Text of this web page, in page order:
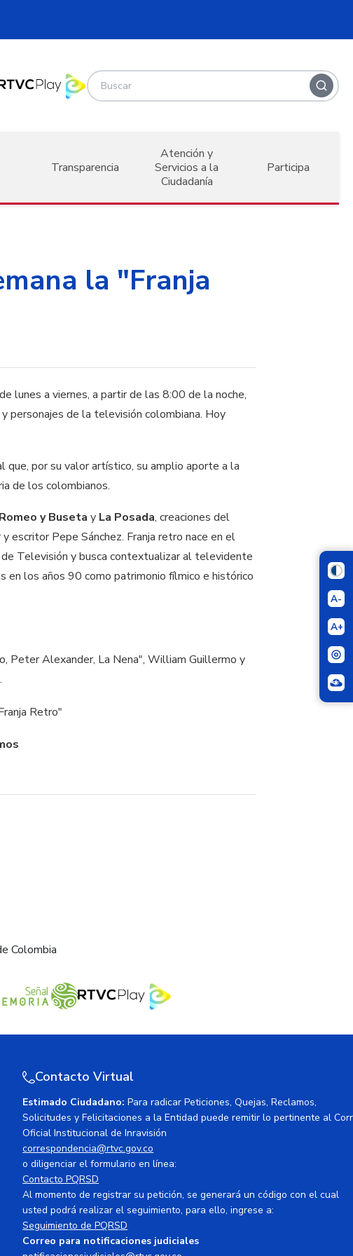
Transparencia
Atención y
Servicios a la
Ciudadanía
Participa
A-
A+
la "Franja
lunes a viernes, a partir de las 8:00 de la noche,
personajes de la televisión colombiana. Hoy
que, por su valor artístico, su amplio aporte a la
de los colombianos.
Romeo y Buseta y La Posada, creaciones del
escritor Pepe Sánchez. Franja retro nace en el
de Televisión y busca contextualizar al televidente
los años 90 como patrimonio fílmico e histórico
Peter Alexander, La Nena", William Guillermo y
Colombia
Contacto Virtual
Estimado Ciudadano: Para radicar Peticiones, Quejas, Reclamos,
Solicitudes y Felicitaciones a la Entidad puede remitir lo pertinente al
Oficial Institucional de Inravisión
correspondencia@rtvc.gov.co
o diligenciar el formulario en línea:
Contacto PQRSD
Al momento de registrar su petición, se generará un código con el cual
usted podrá realizar el seguimiento, para ello, ingrese a:
Seguimiento de PQRSD
Correo para notificaciones judiciales